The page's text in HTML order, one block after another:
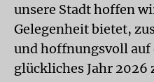
unsere Stadt hoffen
Gelegenheit bietet,
und hoffnungsvoll
glückliches Jahr